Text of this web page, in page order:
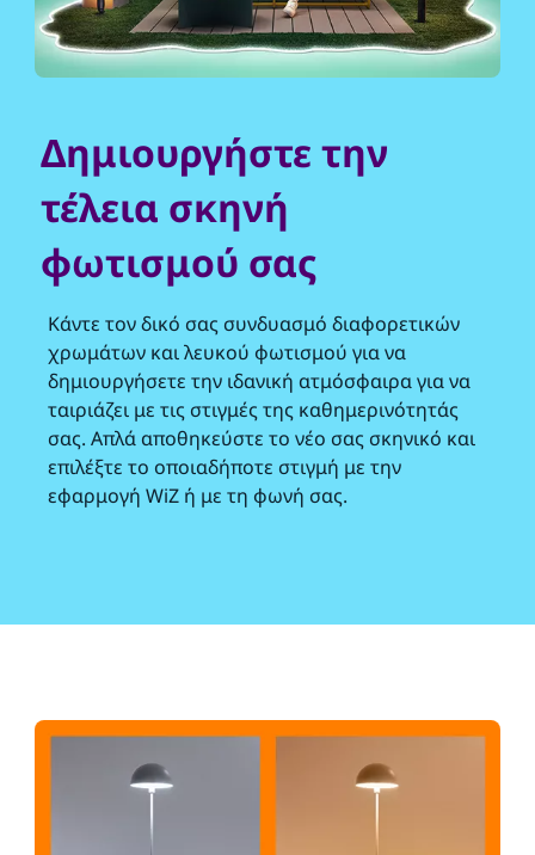
Δημιουργήστε την
τέλεια σκηνή
φωτισμού σας
Κάντε τον δικό σας συνδυασμό διαφορετικών
χρωμάτων και λευκού φωτισμού για να
δημιουργήσετε την ιδανική ατμόσφαιρα για να
ταιριάζει με τις στιγμές της καθημερινότητάς
σας. Απλά αποθηκεύστε το νέο σας σκηνικό και
επιλέξτε το οποιαδήποτε στιγμή με την
εφαρμογή WiZ ή με τη φωνή σας.